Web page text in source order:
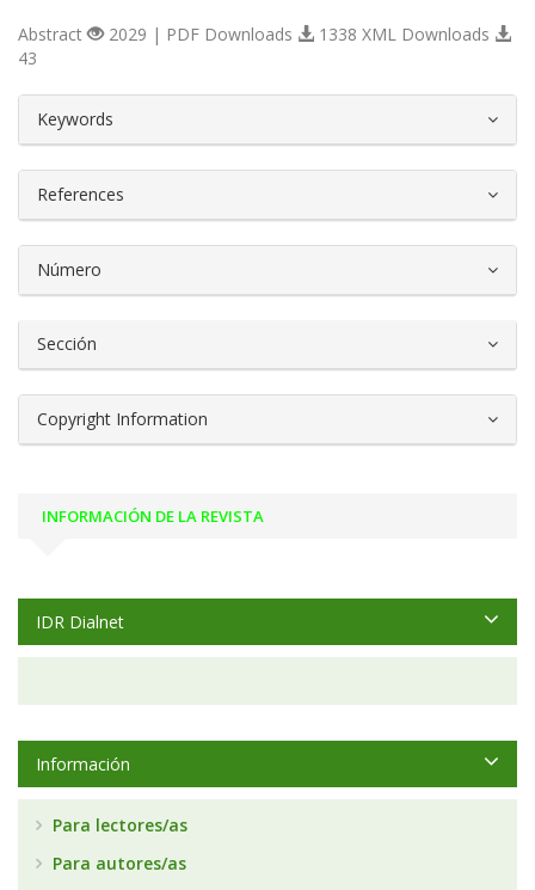
Abstract 2029 | PDF Downloads
1338 XML Downloads
43
Keywords
References
Número
Sección
Copyright Information
INFORMACIÓN DE LA REVISTA
IDR Dialnet
Información
Para lectores/as
Para autores/as